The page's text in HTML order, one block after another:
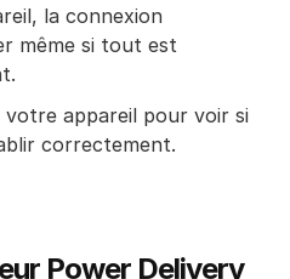
la connexion
même si tout est
votre appareil pour voir si
correctement.
Power Delivery